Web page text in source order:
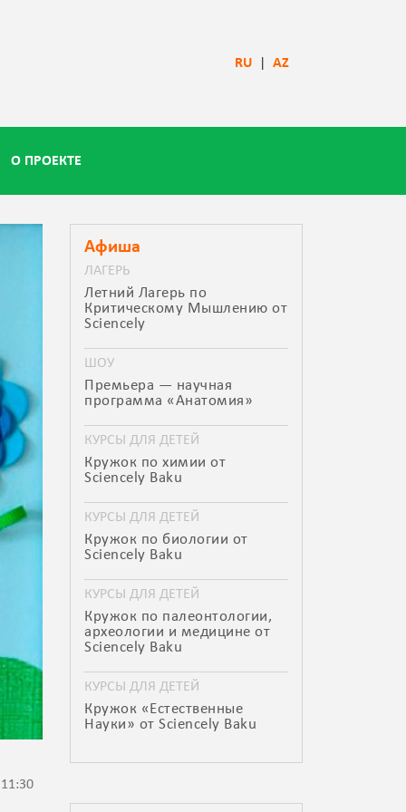
RU| AZ
О ПРОЕКТЕ
Афиша
ЛАГЕРЬ
Летний Лагерь по
Критическому Мышлению от
Sciencely
ШОУ
Премьера — научная
программа «Анатомия»
КУРСЫ ДЛЯ ДЕТЕЙ
Кружок по химии от
Sciencely Baku
КУРСЫ ДЛЯ ДЕТЕЙ
Кружок по биологии от
Sciencely Baku
КУРСЫ ДЛЯ ДЕТЕЙ
Кружок по палеонтологии,
археологии и медицине от
Sciencely Baku
КУРСЫ ДЛЯ ДЕТЕЙ
Кружок «Естественные
Науки» от Sciencely Baku